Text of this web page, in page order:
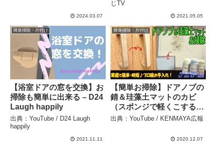
2024.03.07
じTV
2021.05.05
簡単掃除・片付け
【浴室ドアの窓を交換】お
掃除も簡単に出来る – D24
Laugh happily
出典：YouTube / D24 Laugh
happily
2021.11.11
簡単掃除・片付け
【簡単お掃除】ドアノブの
錆＆珪藻土マットのカビ
（スポンジで軽くこするだ
け！） – KENMAYA広報
出典：YouTube / KENMAYA広報
2020.12.07